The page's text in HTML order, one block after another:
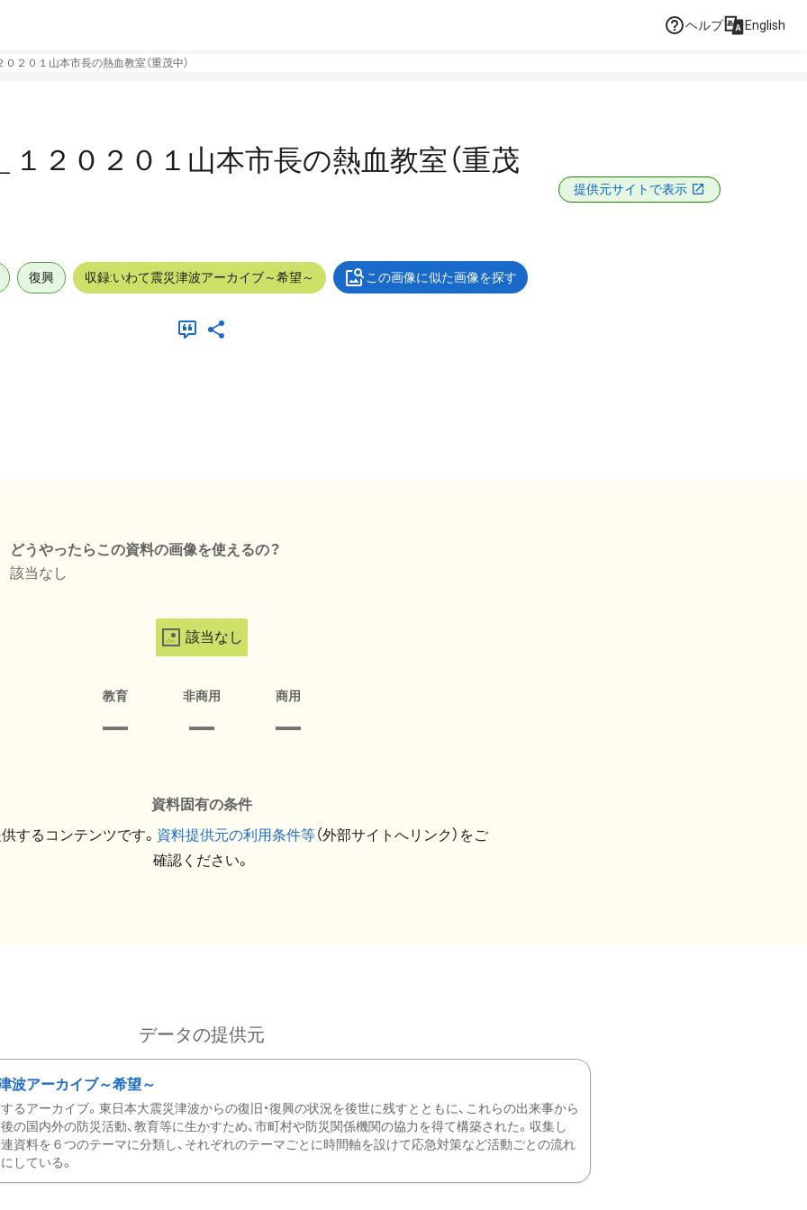
ヘルプ English
２０１山本市長の熱血教室（重茂中）
１２０２０１山本市長の熱血教室（重茂
提供元サイトで表示
復興 収録:いわて震災津波アーカイブ～希望～ この画像に似た画像を探す
どうやったらこの資料の画像を使えるの？
該当なし
該当なし
教育 非商用 商用
資料固有の条件
するコンテンツです。 資料提供元の利用条件等（外部サイトへリンク）をご
確認ください。
データの提供元
波アーカイブ～希望～
るアーカイブ。東日本大震災津波からの復旧・復興の状況を後世に残すとともに、これらの出来事から
の国内外の防災活動、教育等に生かすため、市町村や防災関係機関の協力を得て構築された。収集し
資料を６つのテーマに分類し、それぞれのテーマごとに時間軸を設けて応急対策など活動ごとの流れ
している。